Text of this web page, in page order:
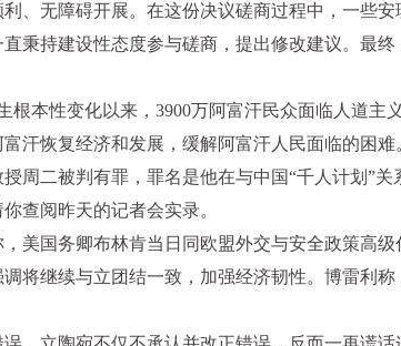
、无障碍开展。在这份决议磋商过程中，一些
秉持建设性态度参与磋商，提出修改建议。最
根本性变化以来，3900万阿富汗民众面临人道
汗恢复经济和发展，缓解阿富汗人民面临的困难
周二被判有罪，罪名是他在与中国“千人计划”
查阅昨天的记者会实录。
美国务卿布林肯当日同欧盟外交与安全政策高
将继续与立团结一致，加强经济韧性。博雷利